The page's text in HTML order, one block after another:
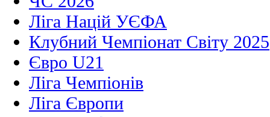
Ліга Націй УЄФА
Клубний Чемпіонат Світу 2025
Євро U21
Ліга Чемпіонів
Ліга Європи